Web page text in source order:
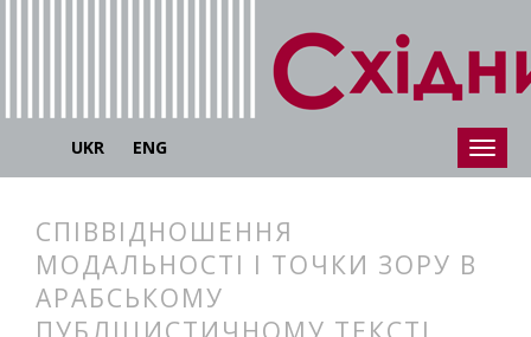
UKR ENG
СПІВВІДНОШЕННЯ
МОДАЛЬНОСТІ І ТОЧКИ ЗОРУ В
АРАБСЬКОМУ